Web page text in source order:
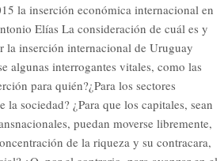
la inserción económica internacional en
Elías La consideración de cuál es y
la inserción internacional de Uruguay
algunas interrogantes vitales, como las
para quién?¿Para los sectores
la sociedad? ¿Para que los capitales, sean
puedan moverse libremente,
de la riqueza y su con­tracara,